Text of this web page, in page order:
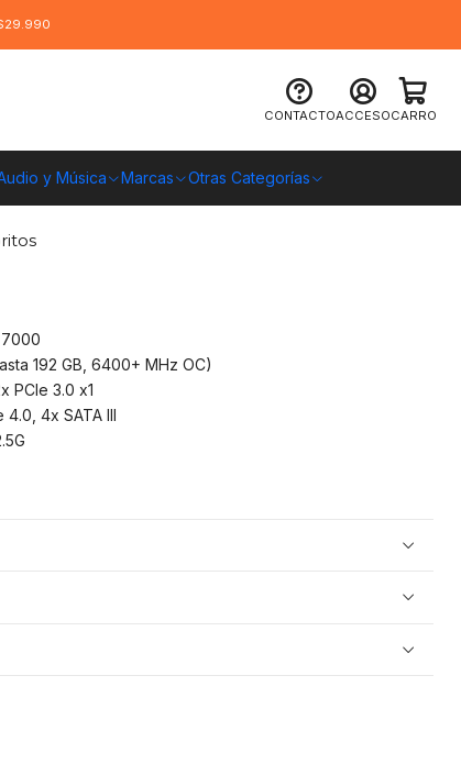
CONTACTOACCESOCARRO
y Música Marcas Otras Categorías
Gaming Plus Wifi, AM5, 4x
192 GB, 6400+ MHz OC)
PCIe 3.0 x1
4.0, 4x SATA III